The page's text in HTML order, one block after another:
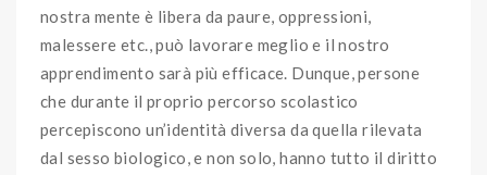
nostra mente è libera da paure, oppressioni,
malessere etc., può lavorare meglio e il nostro
apprendimento sarà più efficace. Dunque, persone
che durante il proprio percorso scolastico
percepiscono un’identità diversa da quella rilevata
dal sesso biologico, e non solo, hanno tutto il diritto